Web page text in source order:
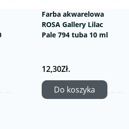
Farba akwarelowa
ROSA Gallery Lilac
Pale 794 tuba 10 ml
12,30Zł.
Do koszyka